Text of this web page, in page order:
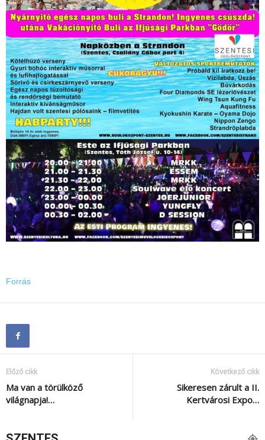
Forrás
Előző cikk
Ma van a törülköző
világnapja!…
Következő cikk
Sikeresen zárult a II.
Kertvárosi Expo…